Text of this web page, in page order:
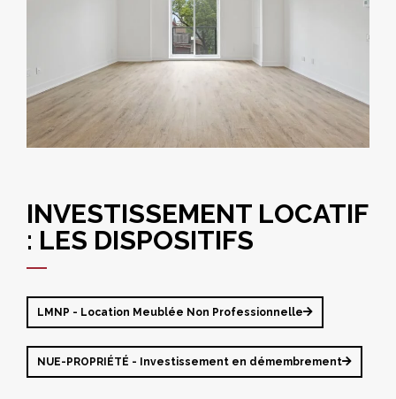
INVESTISSEMENT LOCATIF
: LES DISPOSITIFS
LMNP - Location Meublée Non Professionnelle
NUE-PROPRIÉTÉ - Investissement en démembrement